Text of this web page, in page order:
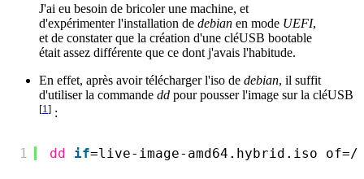
J'ai eu besoin de bricoler une machine, et
d'expérimenter l'installation de debian en mode UEFI,
et de constater que la création d'une cléUSB bootable
était assez différente que ce dont j'avais l'habitude.
En effet, après avoir télécharger l'iso de debian, il suffit
d'utiliser la commande dd pour pousser l'image sur la cléUSB
[1 ] :
1 dd if=live-image-amd64.hybrid.iso of=/